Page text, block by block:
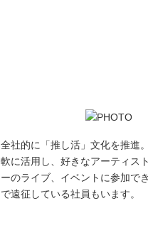
全社的に「推し活」文化を推進
軟に活用し、好きなアーティス
ーのライブ、イベントに参加で
で遠征している社員もいます。